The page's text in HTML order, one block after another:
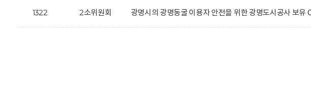
1322 2소위원회 광명시의 광명동굴 이용자 안전을 위한 광명도시공사 보유